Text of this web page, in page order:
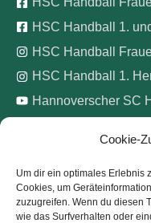
Cookie-
Um dir ein optimales Erlebnis
Cookies, um
zuzugreifen. Wenn du diesen
wie das Surfverhalten oder
HSC Handball 1.
HSC Handball
HSC Handball 1.
Hannoverscher SC
Pinke Zitronen e.V.